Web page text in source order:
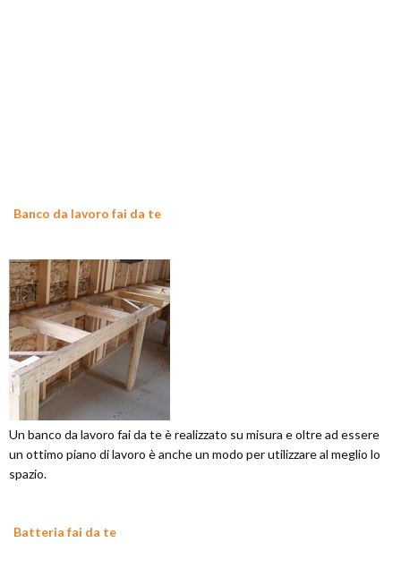
Banco da lavoro fai da te
Un banco da lavoro fai da te è realizzato su misura e oltre ad essere
un ottimo piano di lavoro è anche un modo per utilizzare al meglio lo
spazio.
Batteria fai da te